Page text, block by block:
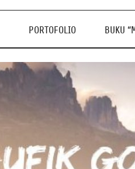
PORTOFOLIO BUKU